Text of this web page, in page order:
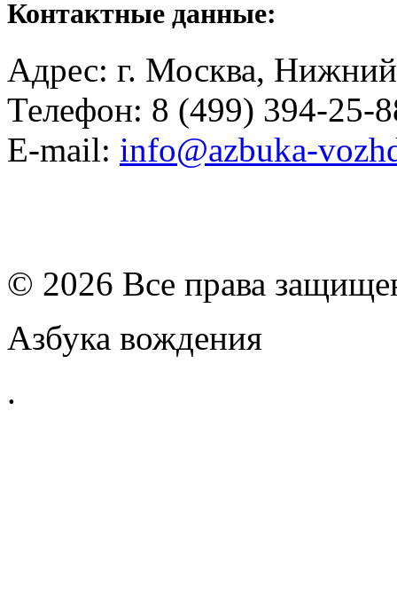
Контактные данные:
Адрес: г. Москва,
Телефон: 8 (499) 394-25-
E-mail: info@azbuka-
© 2026 Все права
Азбука вождения
.